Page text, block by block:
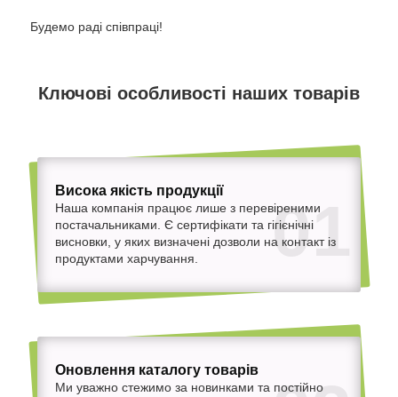
Будемо раді співпраці!
Ключові особливості наших товарів
01
Висока якість продукції
Наша компанія працює лише з перевіреними
постачальниками. Є сертифікати та гігієнічні
висновки, у яких визначені дозволи на контакт із
продуктами харчування.
Оновлення каталогу товарів
Ми уважно стежимо за новинками та постійно